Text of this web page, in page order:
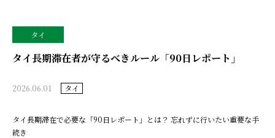
タイ
タイ長期滞在者が守るべきルール「90日レポート」
2026.06.01 タイ
タイ長期滞在で必要な「90日レポート」とは？ 忘れずに行いたい重要な手
続き